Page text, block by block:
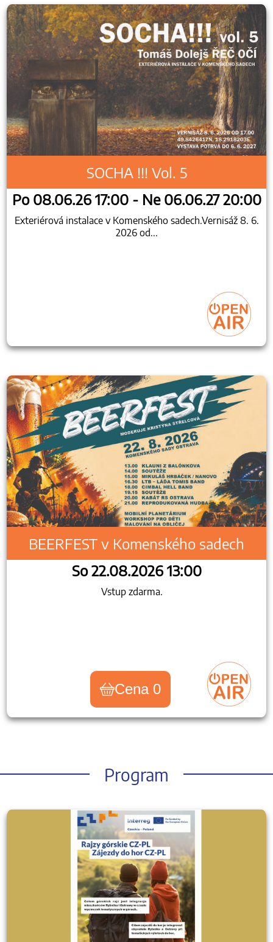
SOCHA !!! Vol. 5
Po 08.06.26 17:00 - Ne 06.06.27 20:00
Exteriérová instalace v Komenského sadech.Vernisáž 8. 6.
2026 od...
BEERFEST v Komenského sadech
So 22.08.2026 13:00
Vstup zdarma.
Cena 0
Program